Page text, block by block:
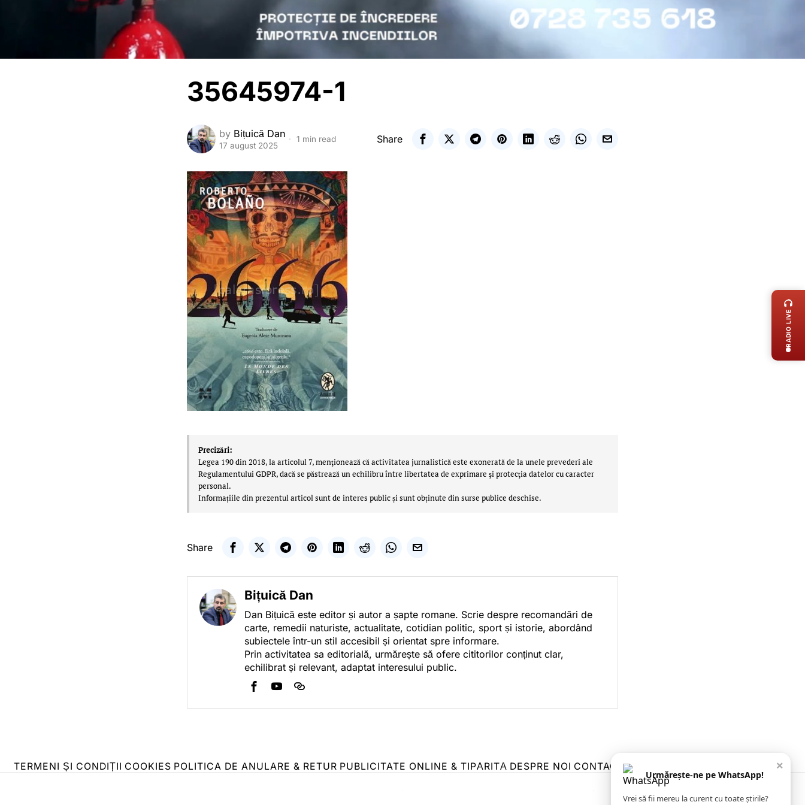
35645974-1
by Bițuică Dan
17 august 2025
1 min read Share
Precizări:
Legea 190 din 2018, la articolul 7, menţionează că activitatea jurnalistică este exonerată de la unele prevederi ale
Regulamentului GDPR, dacă se păstrează un echilibru între libertatea de exprimare şi protecţia datelor cu caracter
personal.
Informațiile din prezentul articol sunt de interes public și sunt obținute din surse publice deschise.
Share
Bițuică Dan
Dan Bițuică este editor și autor a șapte romane. Scrie despre recomandări de
carte, remedii naturiste, actualitate, cotidian politic, sport și istorie, abordând
subiectele într-un stil accesibil și orientat spre informare.
Prin activitatea sa editorială, urmărește să ofere cititorilor conținut clar,
echilibrat și relevant, adaptat interesului public.
TERMENI ȘI CONDIȚII COOKIES POLITICA DE ANULARE & RETUR PUBLICITATE ONLINE & TIPĂRITĂ DESPRE NOI CONTACT ZIARUL ANUNȚUL CĂLĂRĂȘEAN
×
Urmărește-ne pe WhatsApp!
Vrei să fii mereu la curent cu toate știrile?
RADIO LIVE